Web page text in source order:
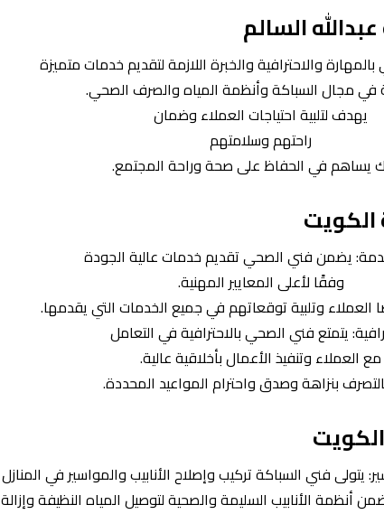
السالم
والاحترافية والخبرة اللازمة لتقديم خدمات متميزة
مجال السباكة وأنظمة المياه والصرف الصحي.
يهدف لتلبية احتياجات العملاء وضمان
راحتهم وسلامتهم
يساهم في الحفاظ على صحة وراحة المجتمع.
يضمن فني الصحي تقديم خدمات عالية الجودة
وفقًا لأعلى المعايير المهنية.
وتلبية توقعاتهم في جميع الخدمات التي يقدمها.
يتمتع فني الصحي بالاحترافية في التعامل
مع العملاء وتنفيذ الأعمال بأخلاقية عالية.
بنزاهة وصدق واحترام المواعيد المحددة.
يتولى فني السباكة تركيب وإصلاح الأنابيب والمواسير في المنازل
أنظمة الأنابيب السليمة والصحية لتوصيل المياه النظيفة وإزالة